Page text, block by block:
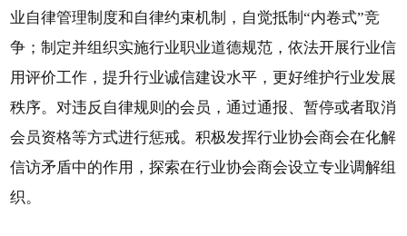
业自律管理制度和自律约束机制，自觉抵制“内卷式”竞
争；制定并组织实施行业职业道德规范，依法开展行业信
用评价工作，提升行业诚信建设水平，更好维护行业发展
秩序。对违反自律规则的会员，通过通报、暂停或者取消
会员资格等方式进行惩戒。积极发挥行业协会商会在化解
信访矛盾中的作用，探索在行业协会商会设立专业调解组
织。